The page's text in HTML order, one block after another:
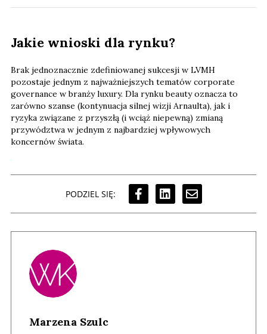
Jakie wnioski dla rynku?
Brak jednoznacznie zdefiniowanej sukcesji w LVMH
pozostaje jednym z najważniejszych tematów corporate
governance w branży luxury. Dla rynku beauty oznacza to
zarówno szanse (kontynuacja silnej wizji Arnaulta), jak i
ryzyka związane z przyszłą (i wciąż niepewną) zmianą
przywództwa w jednym z najbardziej wpływowych
koncernów świata.
PODZIEL SIĘ:
Marzena Szulc